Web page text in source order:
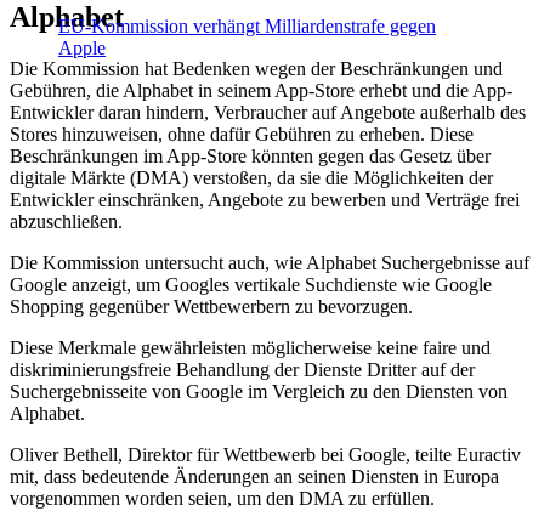
EU-Kommission verhängt Milliardenstrafe gegen
Apple
Alphabet
Die Kommission hat Bedenken wegen der Beschränkungen und
Gebühren, die Alphabet in seinem App-Store erhebt und die App-
Entwickler daran hindern, Verbraucher auf Angebote außerhalb des
Stores hinzuweisen, ohne dafür Gebühren zu erheben. Diese
Beschränkungen im App-Store könnten gegen das Gesetz über
digitale Märkte (DMA) verstoßen, da sie die Möglichkeiten der
Entwickler einschränken, Angebote zu bewerben und Verträge frei
abzuschließen.
Die Kommission untersucht auch, wie Alphabet Suchergebnisse auf
Google anzeigt, um Googles vertikale Suchdienste wie Google
Shopping gegenüber Wettbewerbern zu bevorzugen.
Diese Merkmale gewährleisten möglicherweise keine faire und
diskriminierungsfreie Behandlung der Dienste Dritter auf der
Suchergebnisseite von Google im Vergleich zu den Diensten von
Alphabet.
Oliver Bethell, Direktor für Wettbewerb bei Google, teilte Euractiv
mit, dass bedeutende Änderungen an seinen Diensten in Europa
vorgenommen worden seien, um den DMA zu erfüllen.